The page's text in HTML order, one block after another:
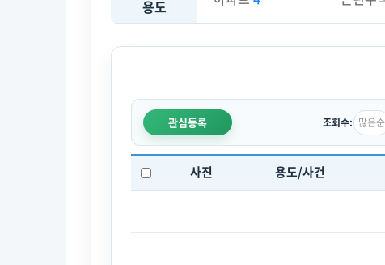
용도
관심등록 조회수: 많은순
사진 용도/사건